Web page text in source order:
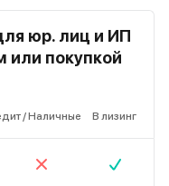
юр. лиц и ИП
или покупкой
/ Наличные В лизинг